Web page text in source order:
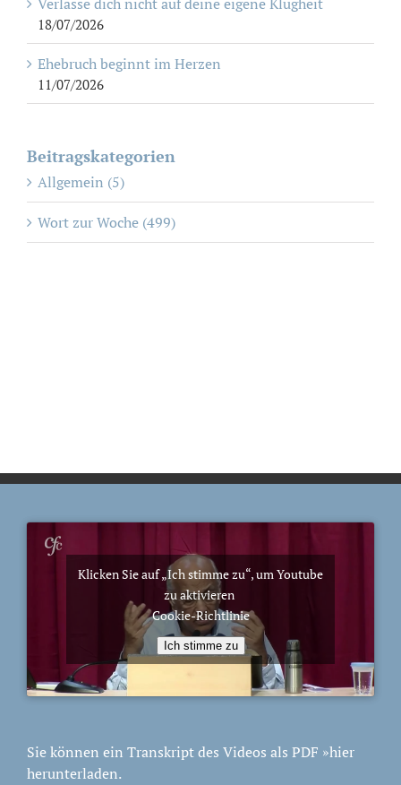
18/07/2026
Ehebruch beginnt im Herzen
11/07/2026
Beitragskategorien
Allgemein (5)
Wort zur Woche (499)
Klicken Sie auf „Ich stimme zu“, um Youtube
zu aktivieren
Cookie-Richtlinie
Ich stimme zu
Sie können ein Transkript des Videos als PDF »hier
herunterladen.